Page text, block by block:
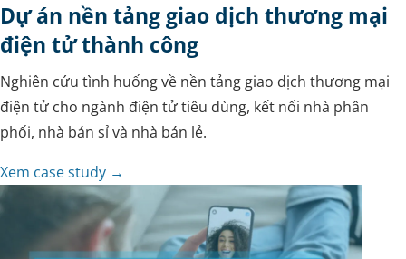
Dự án nền tảng giao dịch thương mại
điện tử thành công
Nghiên cứu tình huống về nền tảng giao dịch thương mại
điện tử cho ngành điện tử tiêu dùng, kết nối nhà phân
phối, nhà bán sỉ và nhà bán lẻ.
Xem case study →